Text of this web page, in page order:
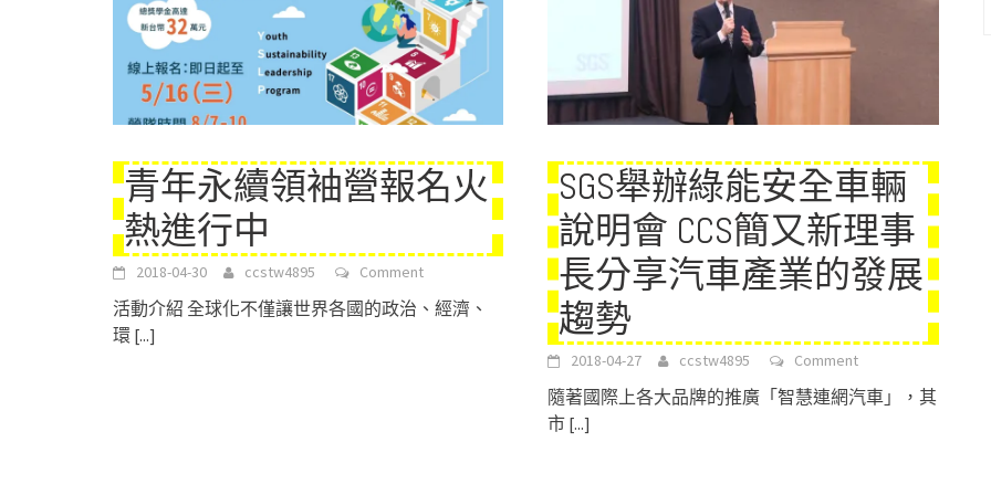
青年永續領袖營報名火
熱進行中
2018-04-30 ccstw4895 Comment
活動介紹 全球化不僅讓世界各國的政治、經濟、
環 [...]
SGS舉辦綠能安全車輛
說明會 CCS簡又新理事
長分享汽車產業的發展
趨勢
2018-04-27 ccstw4895 Comment
隨著國際上各大品牌的推廣「智慧連網汽車」，其
市 [...]